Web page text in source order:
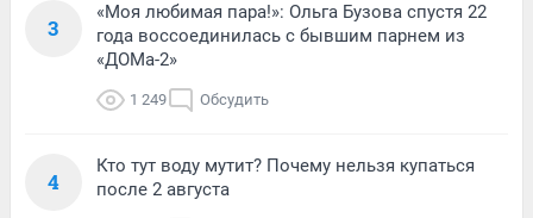
3
«Моя любимая пара!»: Ольга Бузова спустя 22
года воссоединилась с бывшим парнем из
«ДОМа-2»
1 249 Обсудить
4
Кто тут воду мутит? Почему нельзя купаться
после 2 августа